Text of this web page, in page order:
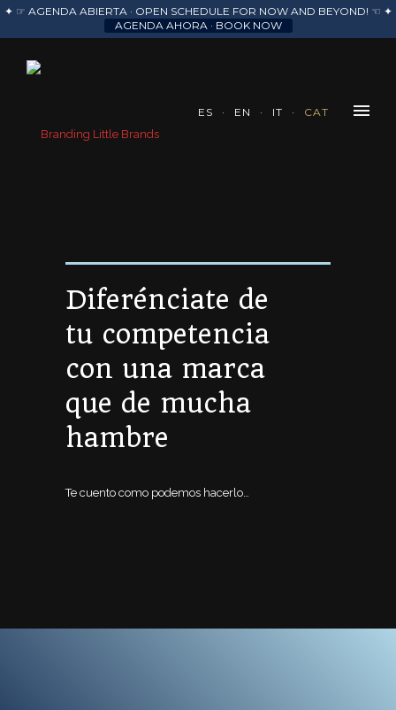
✦ ☞ AGENDA ABIERTA · OPEN SCHEDULE FOR NOW AND BEYOND! ☜ ✦
AGENDA AHORA · BOOK NOW
ES EN IT CAT
Diferénciate de
tu competencia
con una marca
que de mucha
hambre
Te cuento como podemos hacerlo…